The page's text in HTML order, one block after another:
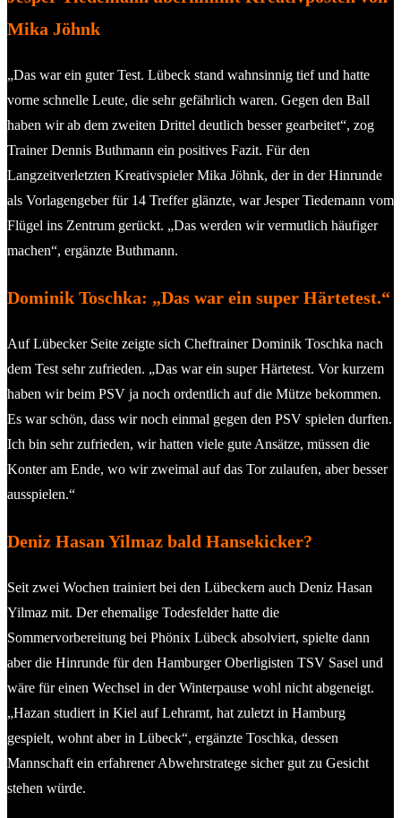
Mika Jöhnk
„Das war ein guter Test. Lübeck stand wahnsinnig tief und hatte
vorne schnelle Leute, die sehr gefährlich waren. Gegen den Ball
haben wir ab dem zweiten Drittel deutlich besser gearbeitet“, zog
Trainer Dennis Buthmann ein positives Fazit. Für den
Langzeitverletzten Kreativspieler Mika Jöhnk, der in der Hinrunde
als Vorlagengeber für 14 Treffer glänzte, war Jesper Tiedemann vom
Flügel ins Zentrum gerückt. „Das werden wir vermutlich häufiger
machen“, ergänzte Buthmann.
Dominik Toschka: „Das war ein super Härtetest.“
Auf Lübecker Seite zeigte sich Cheftrainer Dominik Toschka nach
dem Test sehr zufrieden. „Das war ein super Härtetest. Vor kurzem
haben wir beim PSV ja noch ordentlich auf die Mütze bekommen.
Es war schön, dass wir noch einmal gegen den PSV spielen durften.
Ich bin sehr zufrieden, wir hatten viele gute Ansätze, müssen die
Konter am Ende, wo wir zweimal auf das Tor zulaufen, aber besser
ausspielen.“
Deniz Hasan Yilmaz bald Hansekicker?
Seit zwei Wochen trainiert bei den Lübeckern auch Deniz Hasan
Yilmaz mit. Der ehemalige Todesfelder hatte die
Sommervorbereitung bei Phönix Lübeck absolviert, spielte dann
aber die Hinrunde für den Hamburger Oberligisten TSV Sasel und
wäre für einen Wechsel in der Winterpause wohl nicht abgeneigt.
„Hazan studiert in Kiel auf Lehramt, hat zuletzt in Hamburg
gespielt, wohnt aber in Lübeck“, ergänzte Toschka, dessen
Mannschaft ein erfahrener Abwehrstratege sicher gut zu Gesicht
stehen würde.